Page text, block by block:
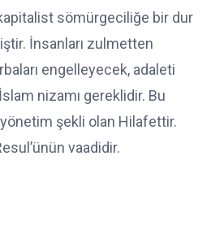
kapitalist sömürgeciliğe bir dur
İnsanları zulmetten
engelleyecek, adaleti
nizamı gereklidir. Bu
şekli olan Hilafettir.
vaadidir.